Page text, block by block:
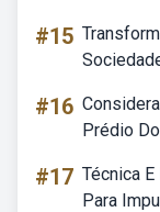
#15
#16
Prédio
#17 Técnica
Para